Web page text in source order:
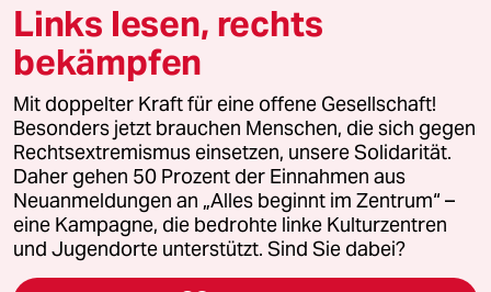
© 2026 taz Verlags und Vertriebs GmbH
Alle Rechte vorbehalten. Bei rechtlichen Fragen oder für Genehmigungen
wenden Sie sich bitte an lizenzen@taz.de
Feedback Redaktionsstatut Kommune-Richtlinien
Leitlinie Informant Datenschutz Impressum AGB
Links lesen, rechts
bekämpfen
Mit doppelter Kraft für eine offene Gesellschaft!
Besonders jetzt brauchen Menschen, die sich gegen
Rechtsextremismus einsetzen, unsere Solidarität.
Daher gehen 50 Prozent der Einnahmen aus
Neuanmeldungen an „Alles beginnt im Zentrum“ –
eine Kampagne, die bedrohte linke Kulturzentren
und Jugendorte unterstützt. Sind Sie dabei?